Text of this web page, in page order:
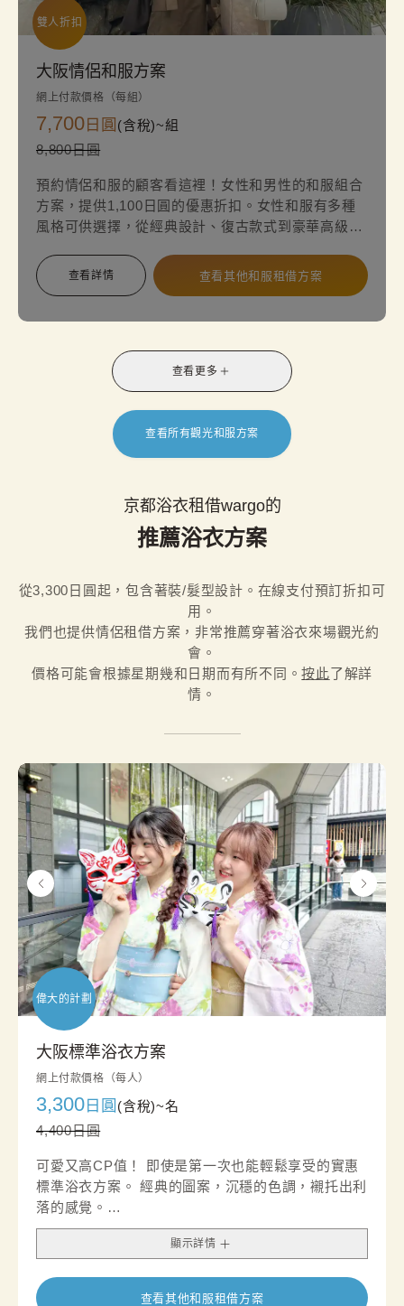
雙人折扣
大阪情侶和服方案
網上付款價格（每組）
7,700 日圓 (含稅)~組
8,800日圓
預約情侶和服的顧客看這裡！女性和男性的和服組合
方案，提供1,100日圓的優惠折扣。女性和服有多種
風格可供選擇，從經典設計、復古款式到豪華高級和
別裝扮，讓您的約會或旅行更加浪漫而華麗！
查看詳情 查看其他和服租借方案
查看更多
查看所有觀光和服方案
京都浴衣租借wargo的
推薦浴衣方案
從3,300日圓起，包含著裝/髮型設計。在線支付預訂折扣可
用。
我們也提供情侶租借方案，非常推薦穿著浴衣來場觀光約
會。
價格可能會根據星期幾和日期而有所不同。按此了解詳
情。
偉大的計劃
大阪標準浴衣方案
網上付款價格（每人）
3,300 日圓 (含稅)~名
4,400日圓
可愛又高CP值！ 即使是第一次也能輕鬆享受的實惠
標準浴衣方案。 經典的圖案，沉穩的色調，襯托出利
落的感覺。
我們還建議您在腰帶可以搭配腰帶配飾，打造別緻的
顯示詳情
查看其他和服租借方案